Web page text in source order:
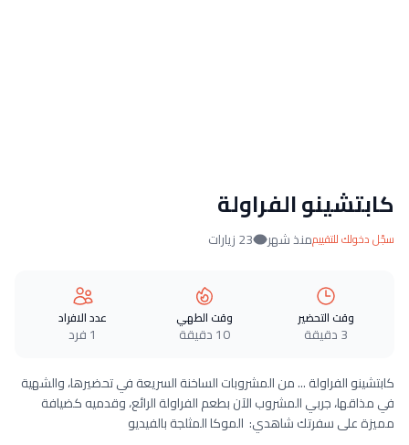
كابتشينو الفراولة
سجّل دخولك للتقييممنذ شهر 23 زيارات
وقت التحضير
3 دقيقة
وقت الطهي
10 دقيقة
عدد الافراد
1 فرد
كابتشينو الفراولة ... من المشروبات الساخنة السريعة في تحضيرها، والشهية
في مذاقها، جربي المشروب الآن بطعم الفراولة الرائع، وقدميه كضيافة
مميزة على سفرتك شاهدي: الموكا المثلجة بالفيديو